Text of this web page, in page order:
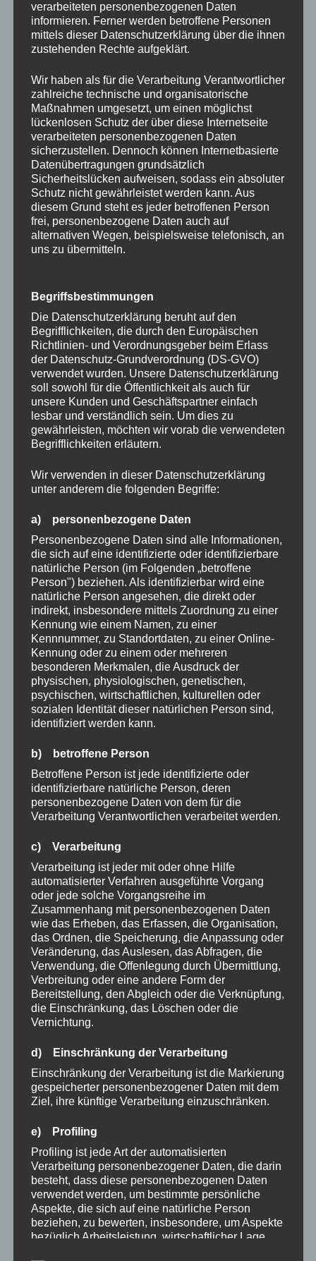
verarbeiteten personenbezogenen Daten
informieren. Ferner werden betroffene Personen
mittels dieser Datenschutzerklärung über die ihnen
zustehenden Rechte aufgeklärt.
Wir haben als für die Verarbeitung Verantwortlicher
zahlreiche technische und organisatorische
Maßnahmen umgesetzt, um einen möglichst
lückenlosen Schutz der über diese Internetseite
verarbeiteten personenbezogenen Daten
sicherzustellen. Dennoch können Internetbasierte
Datenübertragungen grundsätzlich
Sicherheitslücken aufweisen, sodass ein absoluter
Schutz nicht gewährleistet werden kann. Aus
diesem Grund steht es jeder betroffenen Person
frei, personenbezogene Daten auch auf
alternativen Wegen, beispielsweise telefonisch, an
uns zu übermitteln.
Begriffsbestimmungen
Die Datenschutzerklärung beruht auf den
Begrifflichkeiten, die durch den Europäischen
Richtlinien- und Verordnungsgeber beim Erlass
der Datenschutz-Grundverordnung (DS-GVO)
verwendet wurden. Unsere Datenschutzerklärung
soll sowohl für die Öffentlichkeit als auch für
unsere Kunden und Geschäftspartner einfach
lesbar und verständlich sein. Um dies zu
gewährleisten, möchten wir vorab die verwendeten
Begrifflichkeiten erläutern.
Wir verwenden in dieser Datenschutzerklärung
unter anderem die folgenden Begriffe:
a) personenbezogene Daten
Personenbezogene Daten sind alle Informationen,
die sich auf eine identifizierte oder identifizierbare
natürliche Person (im Folgenden „betroffene
Person") beziehen. Als identifizierbar wird eine
natürliche Person angesehen, die direkt oder
indirekt, insbesondere mittels Zuordnung zu einer
Kennung wie einem Namen, zu einer
Kennnummer, zu Standortdaten, zu einer Online-
Kennung oder zu einem oder mehreren
besonderen Merkmalen, die Ausdruck der
physischen, physiologischen, genetischen,
psychischen, wirtschaftlichen, kulturellen oder
sozialen Identität dieser natürlichen Person sind,
identifiziert werden kann.
b) betroffene Person
Betroffene Person ist jede identifizierte oder
identifizierbare natürliche Person, deren
personenbezogene Daten von dem für die
Verarbeitung Verantwortlichen verarbeitet werden.
c) Verarbeitung
Verarbeitung ist jeder mit oder ohne Hilfe
automatisierter Verfahren ausgeführte Vorgang
oder jede solche Vorgangsreihe im
Zusammenhang mit personenbezogenen Daten
wie das Erheben, das Erfassen, die Organisation,
das Ordnen, die Speicherung, die Anpassung oder
Veränderung, das Auslesen, das Abfragen, die
Verwendung, die Offenlegung durch Übermittlung,
Verbreitung oder eine andere Form der
Bereitstellung, den Abgleich oder die Verknüpfung,
die Einschränkung, das Löschen oder die
Vernichtung.
d) Einschränkung der Verarbeitung
Einschränkung der Verarbeitung ist die Markierung
gespeicherter personenbezogener Daten mit dem
Ziel, ihre künftige Verarbeitung einzuschränken.
e) Profiling
Profiling ist jede Art der automatisierten
Verarbeitung personenbezogener Daten, die darin
besteht, dass diese personenbezogenen Daten
verwendet werden, um bestimmte persönliche
Aspekte, die sich auf eine natürliche Person
beziehen, zu bewerten, insbesondere, um Aspekte
bezüglich Arbeitsleistung, wirtschaftlicher Lage,